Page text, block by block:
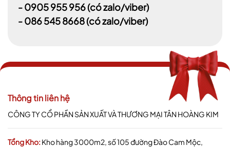
-0905 955 956(có zalo/viber)
- 086 545 8668(có zalo/viber)
Thông tin liên hệ
CÔNG TY CỔ PHẦN SẢN XUẤT VÀ THƯƠNG MẠI TÂN HOÀNG KIM
Tổng Kho:Kho hàng 3000m2, số 105 đường Đào Cam Mộc,